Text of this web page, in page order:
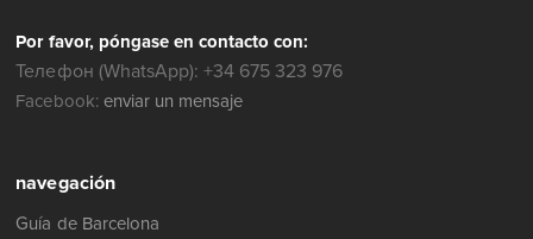
Por favor, póngase en contacto con:
Телефон (WhatsApp): +34 675 323 976
Facebook: enviar un mensaje
navegación
Guía de Barcelona